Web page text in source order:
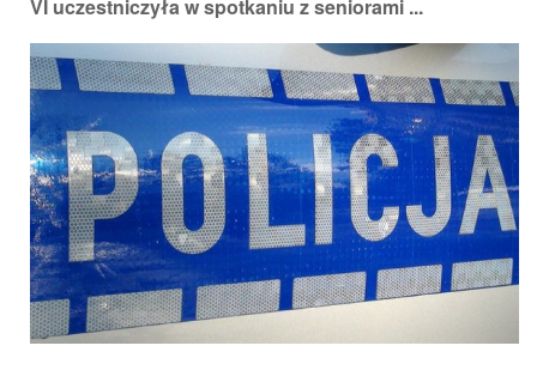
VI uczestniczyła w spotkaniu z seniorami ...